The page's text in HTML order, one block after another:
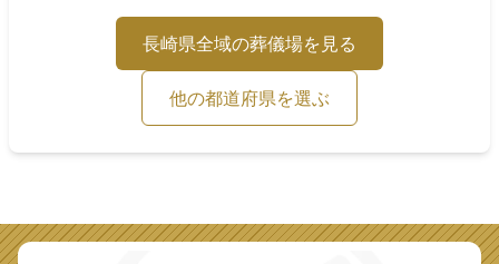
長崎県全域の葬儀場を見る
他の都道府県を選ぶ